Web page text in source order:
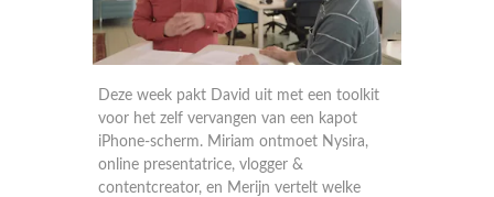
Deze week pakt David uit met een toolkit
voor het zelf vervangen van een kapot
iPhone-scherm. Miriam ontmoet Nysira,
online presentatrice, vlogger &
contentcreator, en Merijn vertelt welke